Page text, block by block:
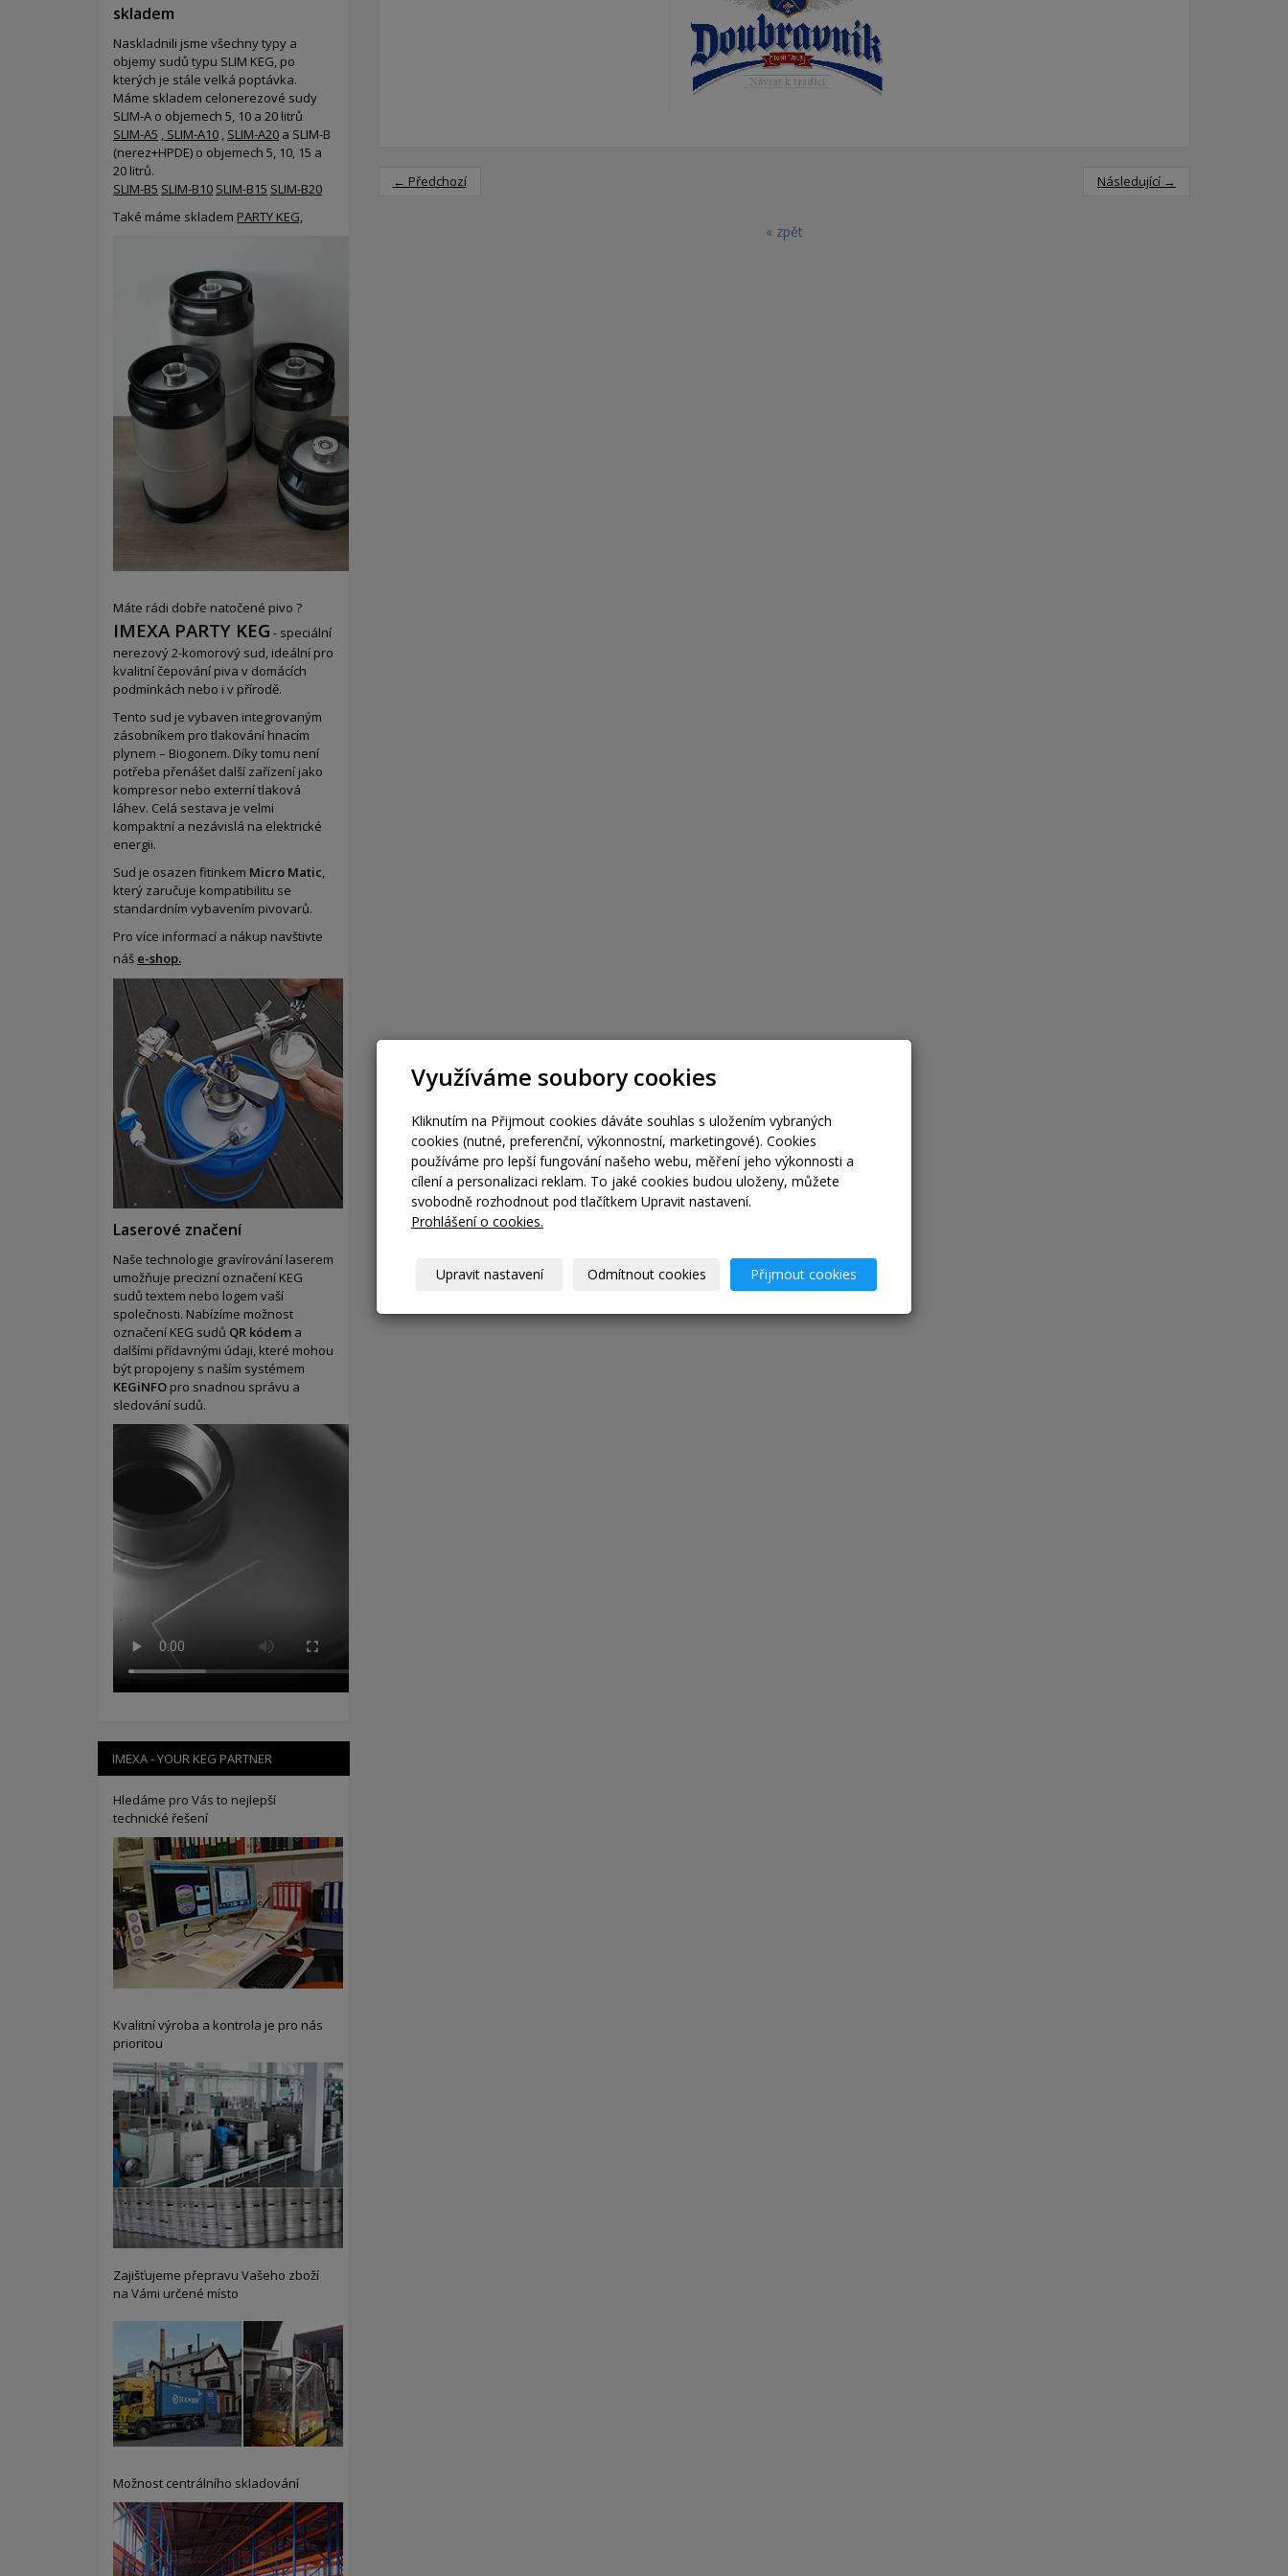
← Předchozí Následující →
« zpět
skladem
Naskladnili jsme všechny typy a
objemy sudů typu SLIM KEG, po
kterých je stále velká poptávka.
Máme skladem celonerezové sudy
SLIM-A o objemech 5, 10 a 20 litrů
SLIM-A5 , SLIM-A10 , SLIM-A20 a SLIM-B
(nerez+HPDE) o objemech 5, 10, 15 a
20 litrů.
SLIM-B5 SLIM-B10 SLIM-B15 SLIM-B20
Také máme skladem PARTY KEG,
Máte rádi dobře natočené pivo ?
IMEXA PARTY KEG - speciální
nerezový 2-komorový sud, ideální pro
kvalitní čepování piva v domácích
podmínkách nebo i v přírodě.
Tento sud je vybaven integrovaným
zásobníkem pro tlakování hnacím
plynem – Biogonem. Díky tomu není
potřeba přenášet další zařízení jako
kompresor nebo externí tlaková
láhev. Celá sestava je velmi
kompaktní a nezávislá na elektrické
energii.
Sud je osazen fitinkem Micro Matic,
který zaručuje kompatibilitu se
standardním vybavením pivovarů.
Pro více informací a nákup navštivte
náš e-shop.
Laserové značení
Naše technologie gravírování laserem
umožňuje precizní označení KEG
sudů textem nebo logem vaší
společnosti. Nabízíme možnost
označení KEG sudů QR kódem a
dalšími přídavnými údaji, které mohou
být propojeny s naším systémem
KEGiNFO pro snadnou správu a
sledování sudů.
IMEXA - YOUR KEG PARTNER
Hledáme pro Vás to nejlepší
technické řešení
Kvalitní výroba a kontrola je pro nás
prioritou
Zajišťujeme přepravu Vašeho zboží
na Vámi určené místo
Možnost centrálního skladování
Využíváme soubory cookies
Kliknutím na Přijmout cookies dáváte souhlas s uložením vybraných
cookies (nutné, preferenční, výkonnostní, marketingové). Cookies
používáme pro lepší fungování našeho webu, měření jeho výkonnosti a
cílení a personalizaci reklam. To jaké cookies budou uloženy, můžete
svobodně rozhodnout pod tlačítkem Upravit nastavení.
Prohlášení o cookies.
Upravit nastavení Odmítnout cookies Přijmout cookies